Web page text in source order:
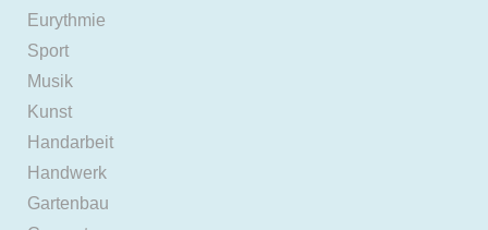
Eurythmie
Sport
Musik
Kunst
Handarbeit
Handwerk
Gartenbau